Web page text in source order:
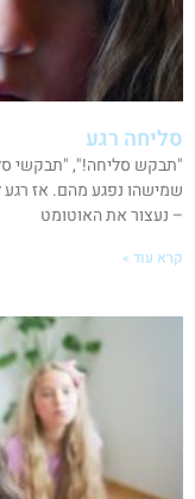
סליחה רגע
"תבקש סליחה!", "תבקשי
שמישהו נפגע מהם. אז
– נעצור את האוטומט
קרא עוד »